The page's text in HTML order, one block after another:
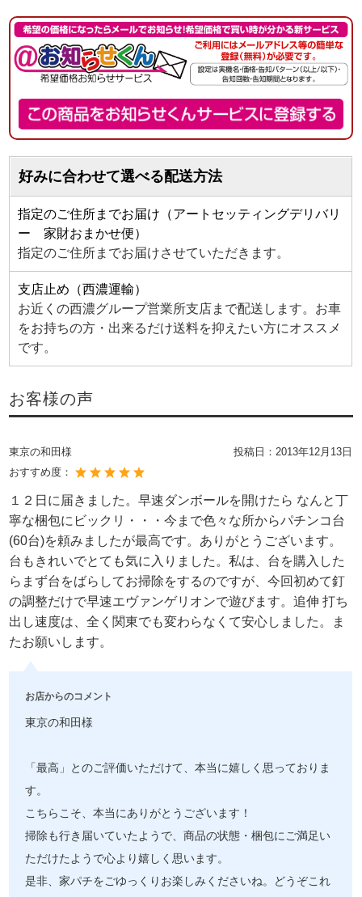
好みに合わせて選べる配送方法
指定のご住所までお届け（アートセッティングデリバリ
ー 家財おまかせ便）
指定のご住所までお届けさせていただきます。
支店止め（西濃運輸）
お近くの西濃グループ営業所支店まで配送します。お車
をお持ちの方・出来るだけ送料を抑えたい方にオススメ
です。
お客様の声
東京の和田様 投稿日：2013年12月13日
おすすめ度：
１２日に届きました。早速ダンボールを開けたら なんと丁
寧な梱包にビックリ・・・今まで色々な所からパチンコ台
(60台)を頼みましたが最高です。ありがとうございます。
台もきれいでとても気に入りました。私は、台を購入した
らまず台をばらしてお掃除をするのですが、今回初めて釘
の調整だけで早速エヴァンゲリオンで遊びます。追伸 打ち
出し速度は、全く関東でも変わらなくて安心しました。ま
たお願いします。
お店からのコメント
東京の和田様
「最高」とのご評価いただけて、本当に嬉しく思っておりま
す。
こちらこそ、本当にありがとうございます！
掃除も行き届いていたようで、商品の状態・梱包にご満足い
ただけたようで心より嬉しく思います。
是非、家パチをごゆっくりお楽しみくださいね。どうぞこれ